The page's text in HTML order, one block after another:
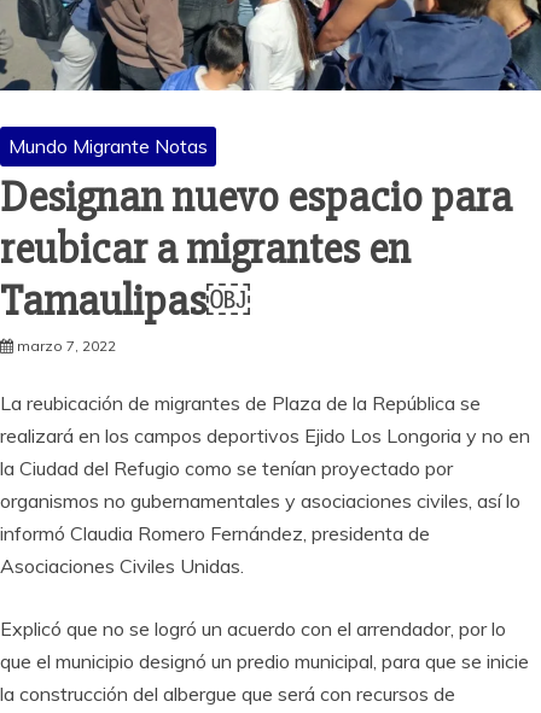
Mundo Migrante Notas
Designan nuevo espacio para
reubicar a migrantes en
Tamaulipas￼
marzo 7, 2022
La reubicación de migrantes de Plaza de la República se
realizará en los campos deportivos Ejido Los Longoria y no en
la Ciudad del Refugio como se tenían proyectado por
organismos no gubernamentales y asociaciones civiles, así lo
informó Claudia Romero Fernández, presidenta de
Asociaciones Civiles Unidas.
Explicó que no se logró un acuerdo con el arrendador, por lo
que el municipio designó un predio municipal, para que se inicie
la construcción del albergue que será con recursos de